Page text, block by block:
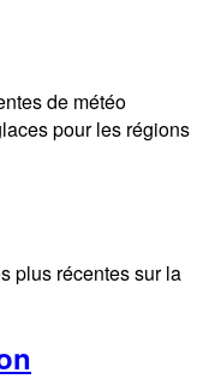
de météo
pour les régions
plus récentes sur la